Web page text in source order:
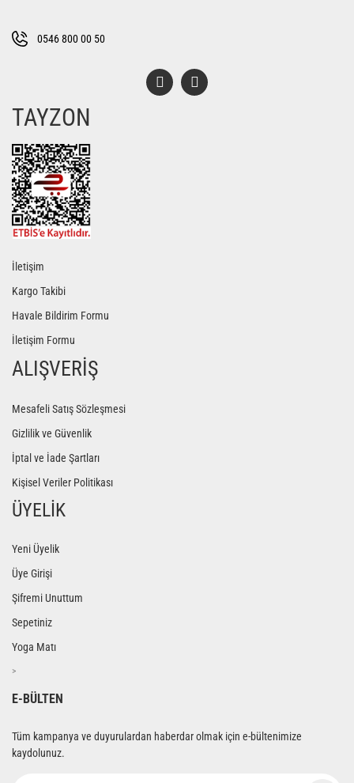
Bu ürüne benzer farklı alternatifler olmalı.
0546 800 00 50
TAYZON
İletişim
Kargo Takibi
Havale Bildirim Formu
İletişim Formu
ALIŞVERİŞ
Mesafeli Satış Sözleşmesi
Gizlilik ve Güvenlik
İptal ve İade Şartları
Kişisel Veriler Politikası
ÜYELİK
Yeni Üyelik
Üye Girişi
Şifremi Unuttum
Sepetiniz
Yoga Matı
>
E-BÜLTEN
Tüm kampanya ve duyurulardan haberdar olmak için e-bültenimize
kaydolunuz.